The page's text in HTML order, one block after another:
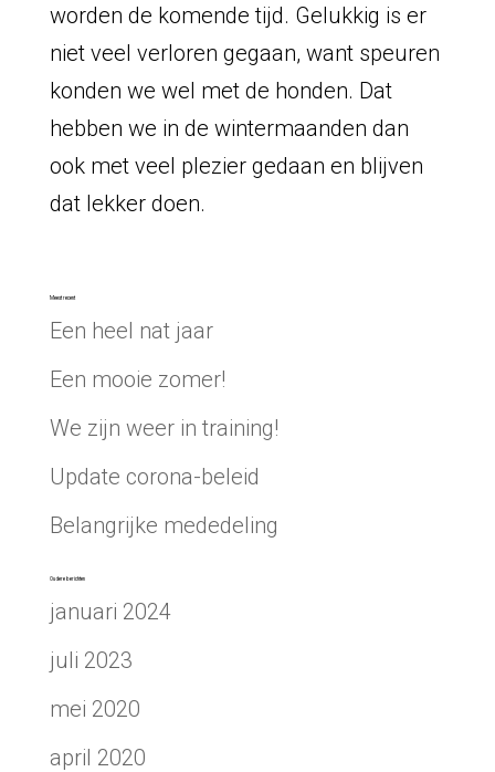
worden de komende tijd. Gelukkig is er
niet veel verloren gegaan, want speuren
konden we wel met de honden. Dat
hebben we in de wintermaanden dan
ook met veel plezier gedaan en blijven
dat lekker doen.
Meest recent
Een heel nat jaar
Een mooie zomer!
We zijn weer in training!
Update corona-beleid
Belangrijke mededeling
Oudere berichten
januari 2024
juli 2023
mei 2020
april 2020